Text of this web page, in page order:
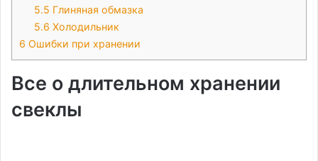
5.5 Глиняная обмазка
5.6 Холодильник
6 Ошибки при хранении
Все о длительном хранении
свеклы